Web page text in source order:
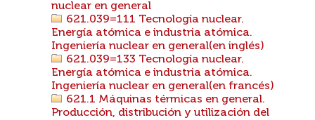
nuclear en general
621.039=111 Tecnología nuclear.
Energía atómica e industria atómica.
Ingeniería nuclear en general(en inglés)
621.039=133 Tecnología nuclear.
Energía atómica e industria atómica.
Ingeniería nuclear en general(en francés)
621.1 Máquinas térmicas en general.
Producción, distribución y utilización del